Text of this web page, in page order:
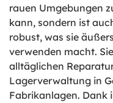
rauen Umgebungen
kann, sondern ist
robust, was sie
verwenden macht.
alltäglichen
Lagerverwaltung in
Fabrikanlagen. Dank